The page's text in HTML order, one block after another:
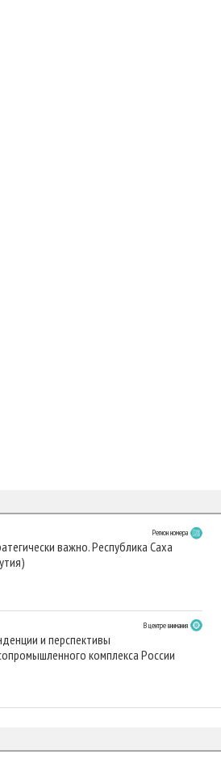
Регион номера
важно. Республика Саха
В центре внимания
и перспективы
комплекса России